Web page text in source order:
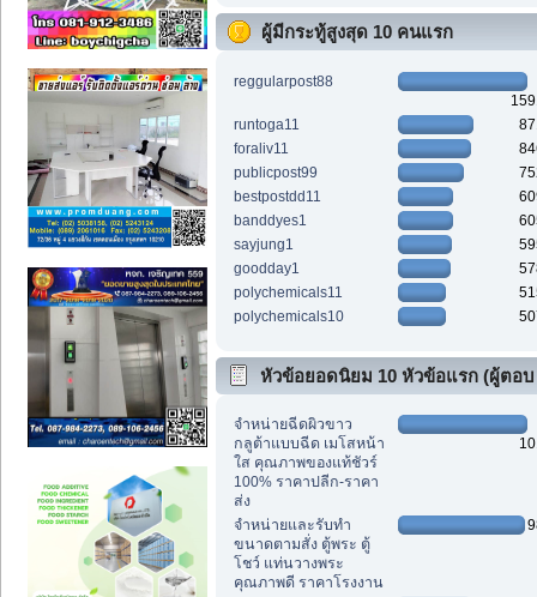
ผู้มีกระทู้สูงสุด 10 คนแรก
reggularpost88
runtoga11
foraliv11
publicpost99
bestpostdd11
banddyes1
sayjung1
goodday1
polychemicals11
polychemicals10
หัวข้อยอดนิยม 10 หัวข้อแรก (ผู้ตอบ
สูงสุด)
จำหน่ายฉีดผิวขาว
กลูต้าแบบฉีด เมโสหน้า
ใส คุณภาพของแท้ชัวร์
100% ราคาปลีก-ราคา
ส่ง
จำหน่ายและรับทำ
ขนาดตามสั่ง ตู้พระ ตู้
โชว์ แท่นวางพระ
คุณภาพดี ราคาโรงงาน